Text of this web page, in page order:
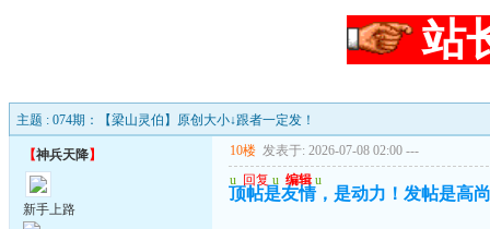
站
主题 : 074期：【梁山灵伯】原创大小↓跟者一定发！
【神兵天降】
新手上路
10楼 发表于: 2026-07-08 02:00 ---
u 回复 u 编辑 u
顶帖是友情，是动力！发帖是高